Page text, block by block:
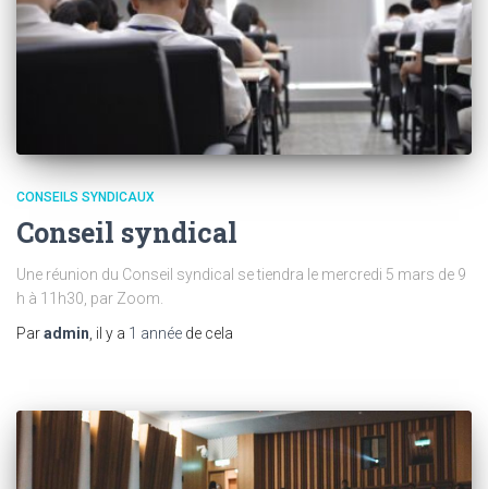
CONSEILS SYNDICAUX
Conseil syndical
Une réunion du Conseil syndical se tiendra le mercredi 5 mars de 9
h à 11h30, par Zoom.
Paradmin , il y a 1 année de cela